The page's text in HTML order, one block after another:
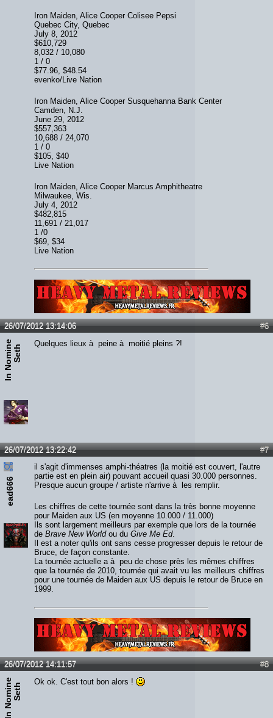
Iron Maiden, Alice Cooper Colisee Pepsi
Quebec City, Quebec
July 8, 2012
$610,729
8,032 / 10,080
1 / 0
$77.96, $48.54
evenko/Live Nation
Iron Maiden, Alice Cooper Susquehanna Bank Center
Camden, N.J.
June 29, 2012
$557,363
10,688 / 24,070
1 / 0
$105, $40
Live Nation
Iron Maiden, Alice Cooper Marcus Amphitheatre
Milwaukee, Wis.
July 4, 2012
$482,815
11,691 / 21,017
1 /0
$69, $34
Live Nation
Lien :http://heavymetalreviews.fr/
#6
26/07/2012 13:14:06
I
n
N
o
m
in
e
S
e
th
Quelques lieux à peine à moitié pleins ?!
#7
26/07/2012 13:22:42
ead666
il s'agit d'immenses amphi-théatres (la moitié est couvert, l'autre
partie est en plein air) pouvant accueil quasi 30.000 personnes.
Presque aucun groupe / artiste n'arrive à les remplir.
Les chiffres de cette tournée sont dans la très bonne moyenne
pour Maiden aux US (en moyenne 10.000 / 11.000)
Ils sont largement meilleurs par exemple que lors de la tournée
de Brave New Worldou du Give Me Ed.
Il est a noter qu'ils ont sans cesse progresser depuis le retour de
Bruce, de façon constante.
La tournée actuelle a à peu de chose près les mêmes chiffres
que la tournée de 2010, tournée qui avait vu les meilleurs chiffres
pour une tournée de Maiden aux US depuis le retour de Bruce en
1999.
Lien :http://heavymetalreviews.fr/
#8
26/07/2012 14:11:57
I
n
N
o
m
in
e
S
e
th
Ok ok. C'est tout bon alors !